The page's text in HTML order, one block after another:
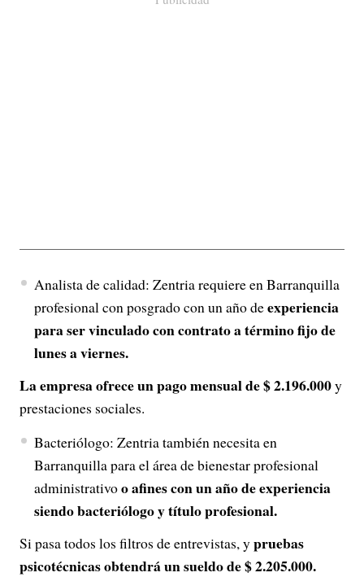
Analista de calidad: Zentria requiere en Barranquilla
profesional con posgrado con un año deexperiencia
para ser vinculado con contrato a término fijo de
lunes a viernes.
La empresa ofrece un pago mensual de $ 2.196.000y
prestaciones sociales.
Bacteriólogo: Zentria también necesita en
Barranquilla para el área de bienestar profesional
administrativoo afines con un año de experiencia
siendo bacteriólogo y título profesional.
Si pasa todos los filtros de entrevistas, ypruebas
psicotécnicas obtendrá un sueldo de $ 2.205.000.